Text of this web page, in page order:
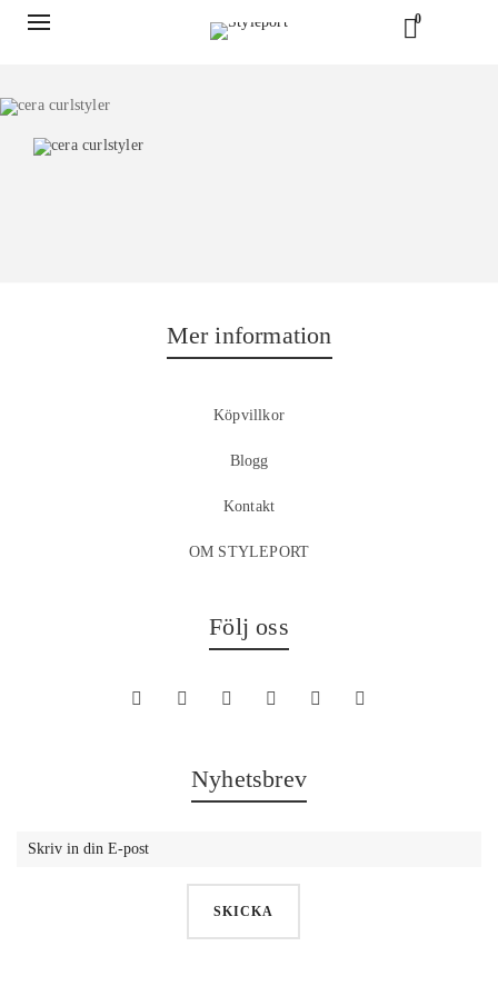
0
Mer information
Köpvillkor
Blogg
Kontakt
OM STYLEPORT
Följ oss
Nyhetsbrev